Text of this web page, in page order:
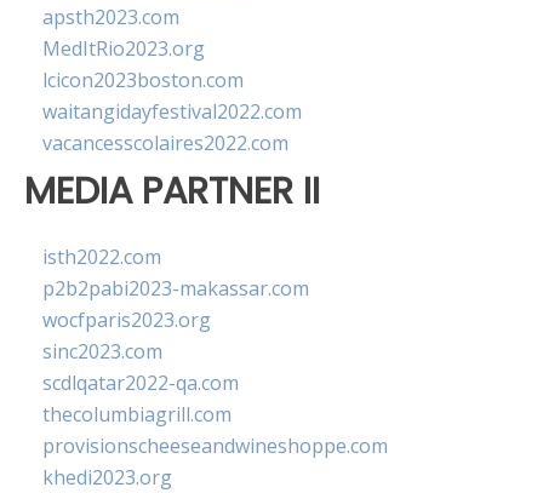
apsth2023.com
MedItRio2023.org
lcicon2023boston.com
waitangidayfestival2022.com
vacancesscolaires2022.com
MEDIA PARTNER II
isth2022.com
p2b2pabi2023-makassar.com
wocfparis2023.org
sinc2023.com
scdlqatar2022-qa.com
thecolumbiagrill.com
provisionscheeseandwineshoppe.com
khedi2023.org